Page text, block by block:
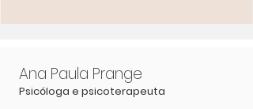
Ana Paula Prange
Psicóloga e psicoterapeuta